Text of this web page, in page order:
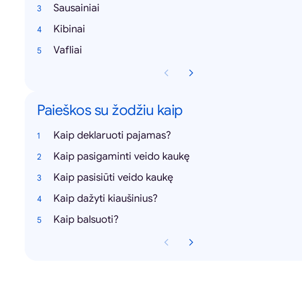
Sausainiai
Kibinai
Vafliai
Paieškos su žodžiu kaip
Kaip deklaruoti pajamas?
Kaip pasigaminti veido kaukę
Kaip pasisiūti veido kaukę
Kaip dažyti kiaušinius?
Kaip balsuoti?